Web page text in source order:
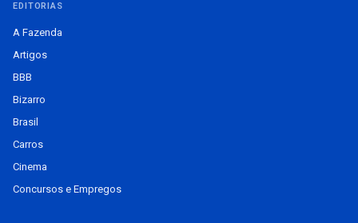
EDITORIAS
A Fazenda
Artigos
BBB
Bizarro
Brasil
Carros
Cinema
Concursos e Empregos